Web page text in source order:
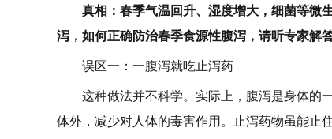
真相：春季气温回升、湿度增大，细菌等微
泻，如何正确防治春季食源性腹泻，请听专家解答
误区一：一腹泻就吃止泻药
这种做法并不科学。实际上，腹泻是身体的
体外，减少对人体的毒害作用。止泻药物虽能止